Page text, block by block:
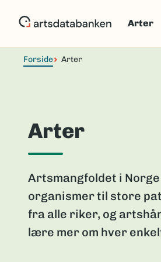
Arter
Forside Arter
Arter
Artsmangfoldet i
organismer til store
fra alle riker, og
lære mer om hver